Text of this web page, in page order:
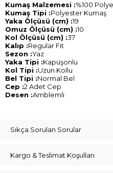
Kumaş Malzemesi :%100
Kumaş Tipi :Polyester Kumaş
Yaka Ölçüsü (cm) :19
Omuz Ölçüsü (cm) :10
Kol Ölçüsü (cm) :37
Kalıp :Regular Fit
Sezon :Yaz
Yaka Tipi :Kapüşonlu
Kol Tipi :Uzun Kollu
Bel Tipi :Normal Bel
Cep :2 Adet Cep
Desen :Amblemli
Sıkça Sorulan Sorular
Kargo & Teslimat Koşulları